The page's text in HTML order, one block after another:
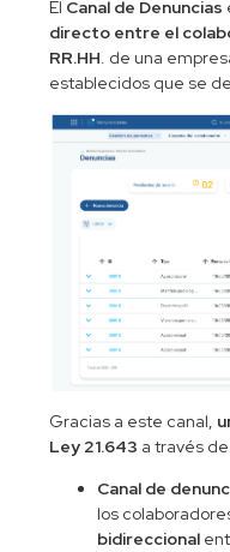
El Canal de Denuncias
directo entre el
RR.HH. de una
establecidos que se
Gracias a este canal,
Ley 21.643 a través
Canal de
los
bidireccional